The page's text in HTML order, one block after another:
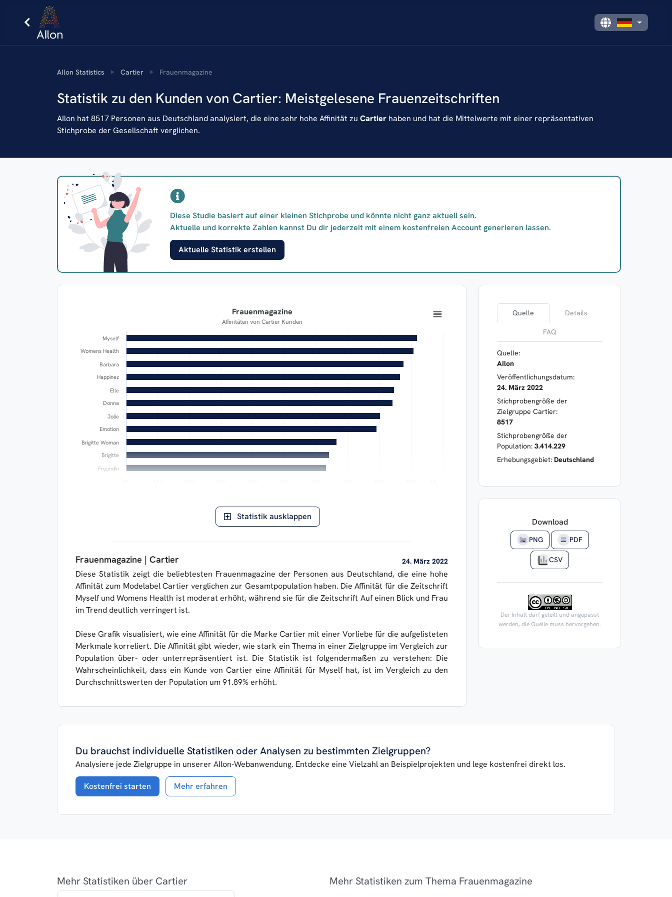
AIlon Statistics Cartier Frauenmagazine
Statistik zu den Kunden von Cartier: Meistgelesene Frauenzeitschriften
AIlon hat 8517 Personen aus Deutschland analysiert, die eine sehr hohe Affinität zu Cartier haben und hat die Mittelwerte mit einer repräsentativen
Stichprobe der Gesellschaft verglichen.
Diese Studie basiert auf einer kleinen Stichprobe und könnte nicht ganz aktuell sein.
Aktuelle und korrekte Zahlen kannst Du dir jederzeit mit einem kostenfreien Account generieren lassen.
Aktuelle Statistik erstellen
Frauenmagazine
Affinitäten von Cartier Kunden
Myself
Womens Health
Barbara
Happinez
Elle
Donna
Jolie
Emotion
Brigitte Woman
Brigitte
Freundin
Statistik ausklappen
Frauenmagazine | Cartier 24. März 2022
Diese Statistik zeigt die beliebtesten Frauenmagazine der Personen aus Deutschland, die eine hohe
Affinität zum Modelabel Cartier verglichen zur Gesamtpopulation haben. Die Affinität für die Zeitschrift
Myself und Womens Health ist moderat erhöht, während sie für die Zeitschrift Auf einen Blick und Frau
im Trend deutlich verringert ist.
Diese Grafik visualisiert, wie eine Affinität für die Marke Cartier mit einer Vorliebe für die aufgelisteten
Merkmale korreliert. Die Affinität gibt wieder, wie stark ein Thema in einer Zielgruppe im Vergleich zur
Population über- oder unterrepräsentiert ist. Die Statistik ist folgendermaßen zu verstehen: Die
Wahrscheinlichkeit, dass ein Kunde von Cartier eine Affinität für Myself hat, ist im Vergleich zu den
Durchschnittswerten der Population um 91.89% erhöht.
Quelle Details
FAQ
Quelle:
AIlon
Veröffentlichungsdatum:
24. März 2022
Stichprobengröße der
Zielgruppe Cartier:
8517
Stichprobengröße der
Population: 3.414.229
Erhebungsgebiet: Deutschland
Download
PNG PDF
CSV
Der Inhalt darf geteilt und angepasst
werden, die Quelle muss hervorgehen.
Du brauchst individuelle Statistiken oder Analysen zu bestimmten Zielgruppen?
Analysiere jede Zielgruppe in unserer AIlon-Webanwendung. Entdecke eine Vielzahl an Beispielprojekten und lege kostenfrei direkt los.
Kostenfrei starten Mehr erfahren
Mehr Statistiken über Cartier Mehr Statistiken zum Thema Frauenmagazine